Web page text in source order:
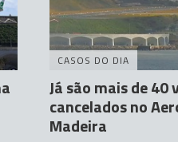
CASOS DO DIA
Já são mais de 40
cancelados no
Madeira